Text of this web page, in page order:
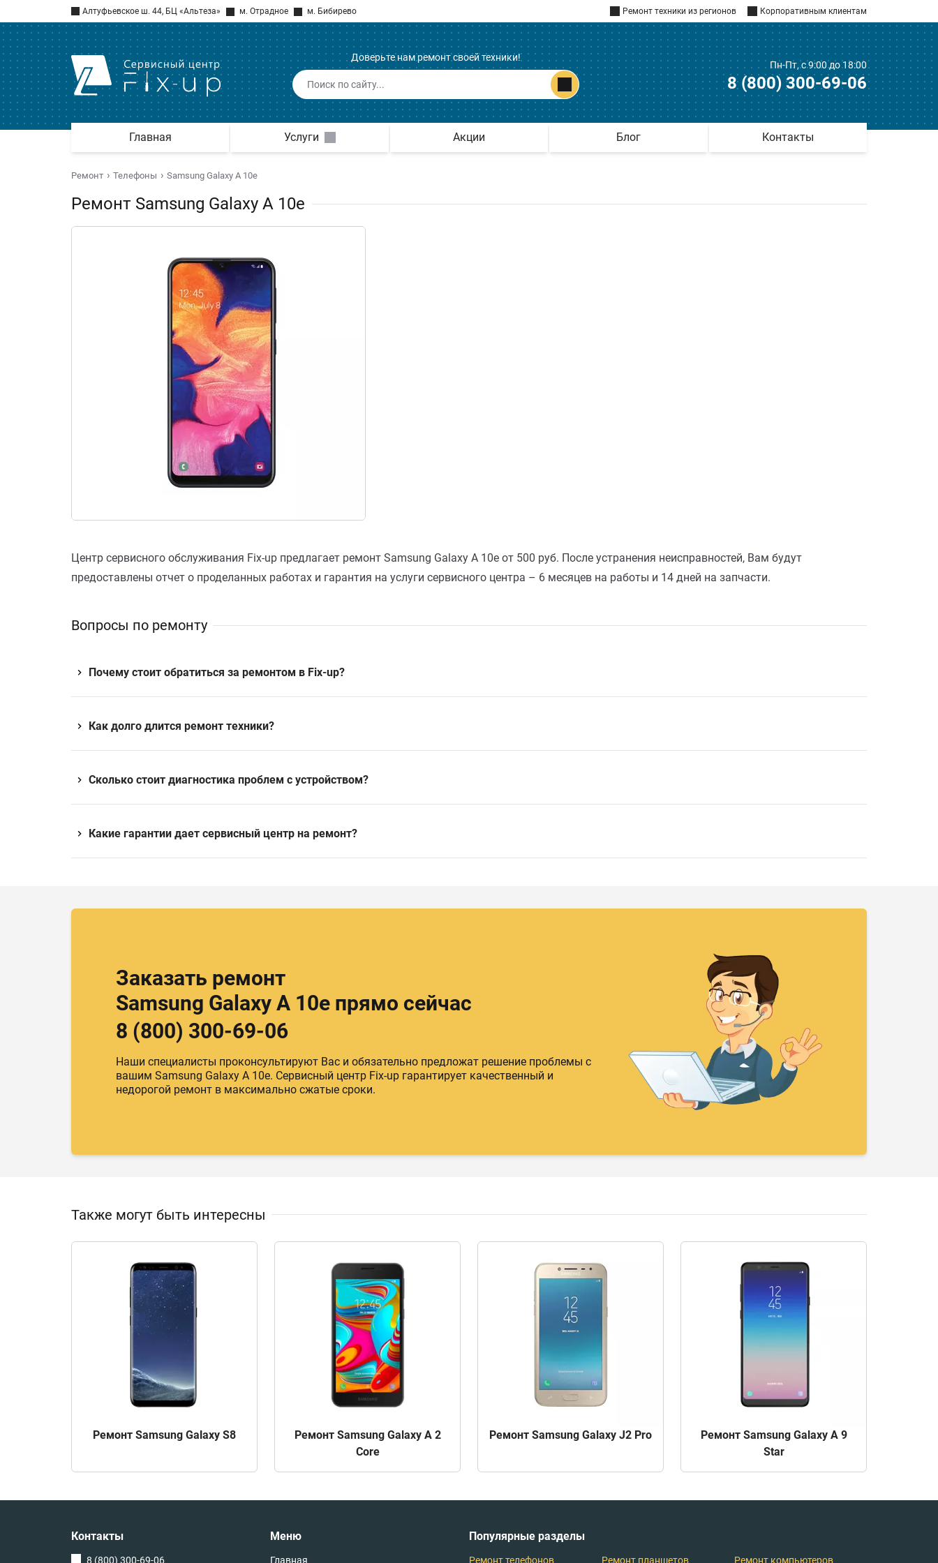
Алтуфьевское ш. 44, БЦ «Альтеза» м. Отрадное м. Бибирево Ремонт техники из регионов Корпоративным клиентам
Доверьте нам ремонт своей техники!
Пн-Пт, с 9:00 до 18:00
8 (800) 300-69-06
Главная Услуги Акции Блог Контакты
Ремонт Телефоны Samsung Galaxy A 10e
Ремонт Samsung Galaxy A 10e
Центр сервисного обслуживания Fix-up предлагает ремонт Samsung Galaxy A 10e от 500 руб. После устранения неисправностей, Вам будут
предоставлены отчет о проделанных работах и гарантия на услуги сервисного центра – 6 месяцев на работы и 14 дней на запчасти.
Вопросы по ремонту
Почему стоит обратиться за ремонтом в Fix-up?
Как долго длится ремонт техники?
Сколько стоит диагностика проблем с устройством?
Какие гарантии дает сервисный центр на ремонт?
Заказать ремонт
Samsung Galaxy A 10e прямо сейчас
8 (800) 300-69-06
Наши специалисты проконсультируют Вас и обязательно предложат решение проблемы с
вашим Samsung Galaxy A 10e. Сервисный центр Fix-up гарантирует качественный и
недорогой ремонт в максимально сжатые сроки.
Также могут быть интересны
Ремонт Samsung Galaxy S8
Ремонт Samsung Galaxy A 2
Core
Ремонт Samsung Galaxy J2 Pro
Ремонт Samsung Galaxy A 9
Star
Контакты
8 (800) 300-69-06
Меню
Главная
Популярные разделы
Ремонт телефонов Ремонт планшетов Ремонт компьютеров